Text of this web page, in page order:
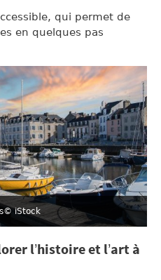
qui permet de
en quelques pas
© iStock
l’histoire et l’art à